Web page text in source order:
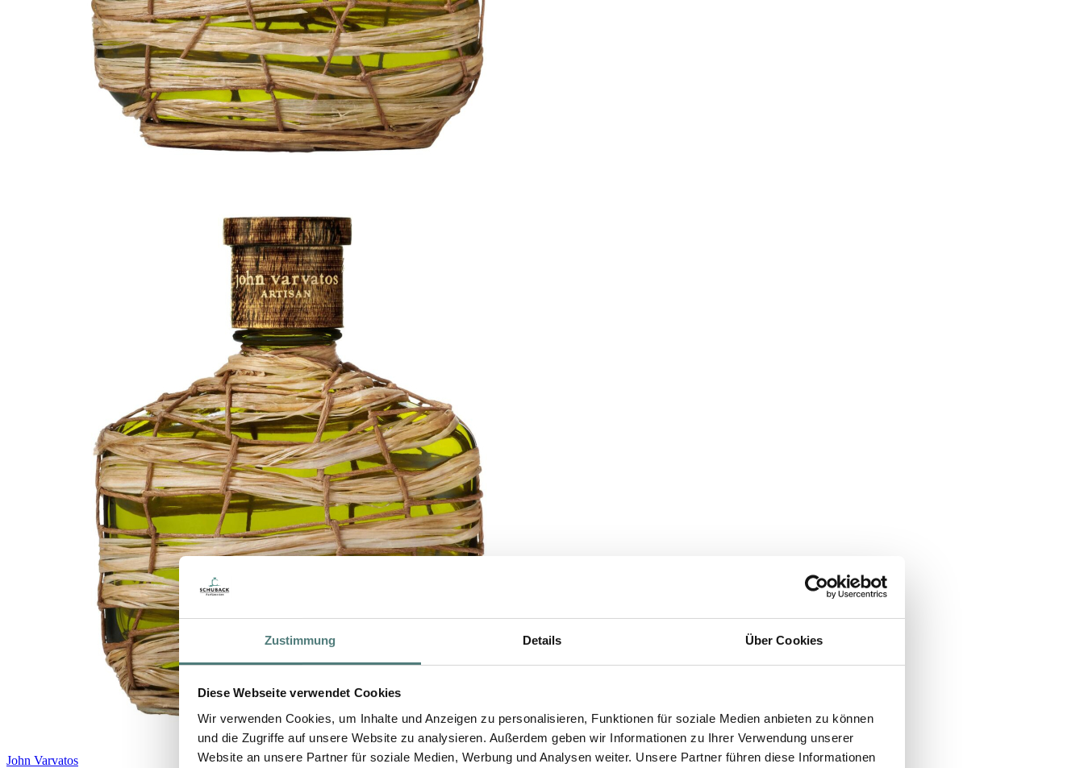
Zustimmung Details Über Cookies
Diese Webseite verwendet Cookies
Wir verwenden Cookies, um Inhalte und Anzeigen zu personalisieren, Funktionen für soziale Medien anbieten zu können
und die Zugriffe auf unsere Website zu analysieren. Außerdem geben wir Informationen zu Ihrer Verwendung unserer
Website an unsere Partner für soziale Medien, Werbung und Analysen weiter. Unsere Partner führen diese Informationen
John Varvatos